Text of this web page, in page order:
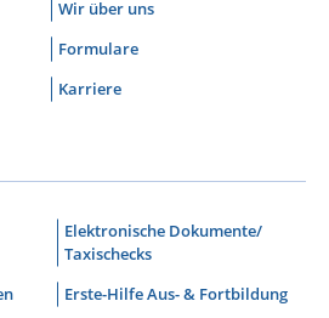
Wir über uns
Formulare
Karriere
Elektronische Dokumente/
Taxischecks
Erste-Hilfe Aus- & Fortbildung